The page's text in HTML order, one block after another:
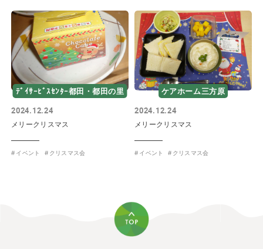
ﾃﾞｲｻｰﾋﾞｽｾﾝﾀｰ都田・都田の里
2024.12.24
メリークリスマス
イベント クリスマス会
ケアホーム三方原
2024.12.24
メリークリスマス
イベント クリスマス会